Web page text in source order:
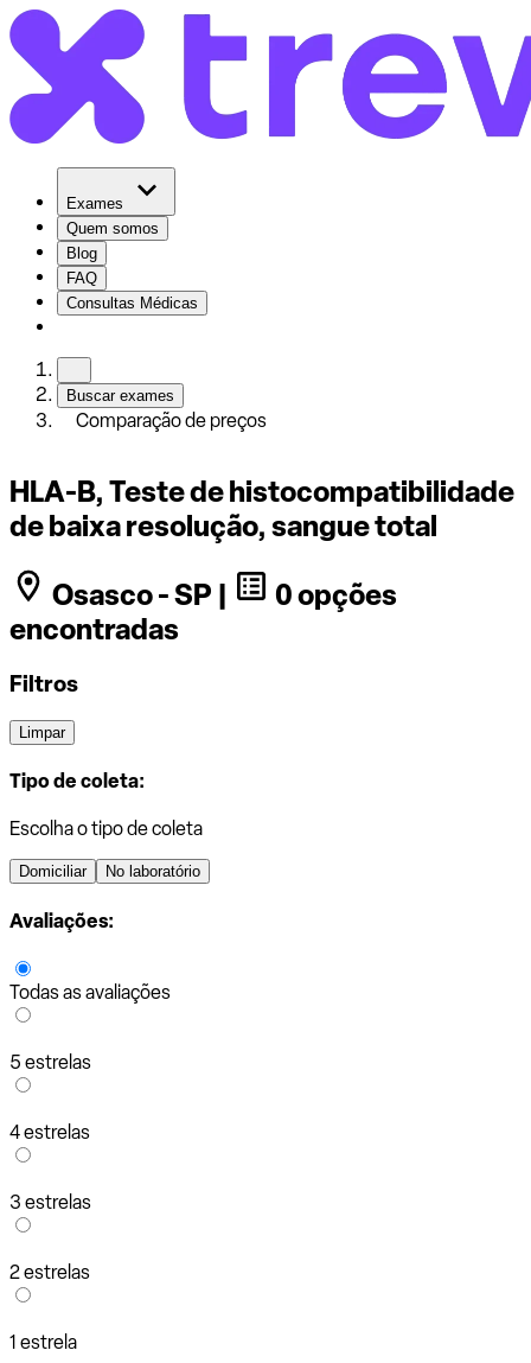
Exames
Quem somos
Blog
FAQ
Consultas Médicas
Buscar exames
Comparação de preços
HLA-B, Teste de histocompatibilidade
de baixa resolução, sangue total
Osasco - SP |
0 opções
encontradas
Filtros
Limpar
Tipo de coleta:
Escolha o tipo de coleta
Domiciliar No laboratório
Avaliações:
Todas as avaliações
5 estrelas
4 estrelas
3 estrelas
2 estrelas
1 estrela